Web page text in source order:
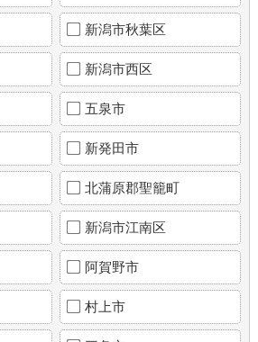
新潟市秋葉区
新潟市西区
五泉市
新発田市
北蒲原郡聖籠町
新潟市江南区
阿賀野市
村上市